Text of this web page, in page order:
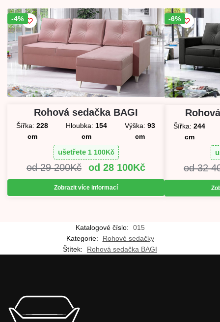
Sleva!
-4%
Rohová sedačka BAGI
Šířka: 228
cm
Hloubka: 154
cm
Výška: 93
cm
ušetřete 1 100Kč
29 200Kč 28 100Kč
Zobrazit více informací
Sleva!
-6%
Šířka: 244
cm
32
Katalogové číslo:
015
Kategorie:
Rohové sedačky
Štítek:
Rohová sedačka BAGI